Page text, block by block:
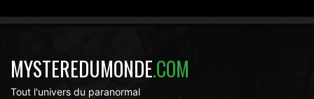
MYSTEREDUMONDE.COM
Tout l'univers du paranormal